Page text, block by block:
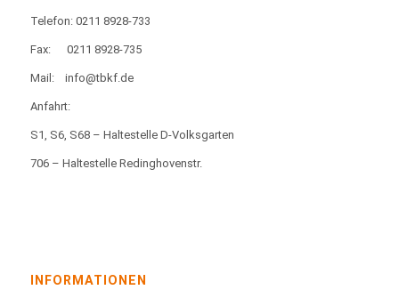
Telefon: 0211 8928-733
Fax: 0211 8928-735
Mail: info@tbkf.de
Anfahrt:
S1, S6, S68 – Haltestelle D-Volksgarten
706 – Haltestelle Redinghovenstr.
INFORMATIONEN